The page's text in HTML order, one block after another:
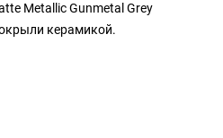
Metallic Gunmetal Grey
керамикой.